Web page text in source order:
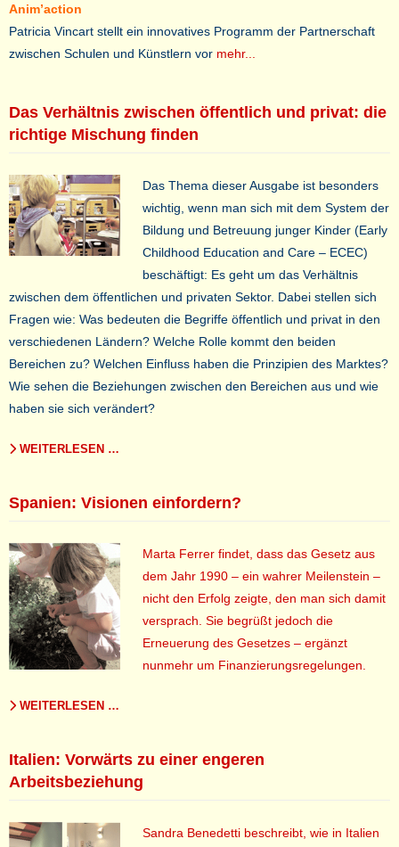
Anim’action
Patricia Vincart stellt ein innovatives Programm der Partnerschaft
zwischen Schulen und Künstlern vor mehr...
Das Verhältnis zwischen öffentlich und privat: die
richtige Mischung finden
Das Thema dieser Ausgabe ist besonders
wichtig, wenn man sich mit dem System der
Bildung und Betreuung junger Kinder (Early
Childhood Education and Care – ECEC)
beschäftigt: Es geht um das Verhältnis
zwischen dem öffentlichen und privaten Sektor. Dabei stellen sich
Fragen wie: Was bedeuten die Begriffe öffentlich und privat in den
verschiedenen Ländern? Welche Rolle kommt den beiden
Bereichen zu? Welchen Einfluss haben die Prinzipien des Marktes?
Wie sehen die Beziehungen zwischen den Bereichen aus und wie
haben sie sich verändert?
WEITERLESEN …
Spanien: Visionen einfordern?
Marta Ferrer findet, dass das Gesetz aus
dem Jahr 1990 – ein wahrer Meilenstein –
nicht den Erfolg zeigte, den man sich damit
versprach. Sie begrüßt jedoch die
Erneuerung des Gesetzes – ergänzt
nunmehr um Finanzierungsregelungen.
WEITERLESEN …
Italien: Vorwärts zu einer engeren
Arbeitsbeziehung
Sandra Benedetti beschreibt, wie in Italien